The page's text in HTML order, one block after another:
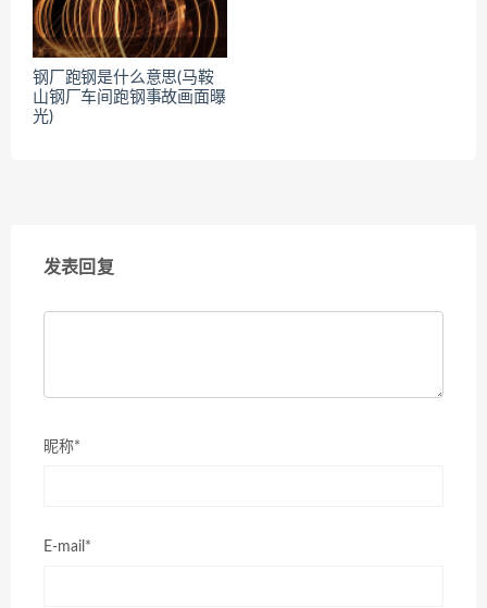
钢厂跑钢是什么意思(马鞍
山钢厂车间跑钢事故画面曝
光)
发表回复
昵称*
E-mail*